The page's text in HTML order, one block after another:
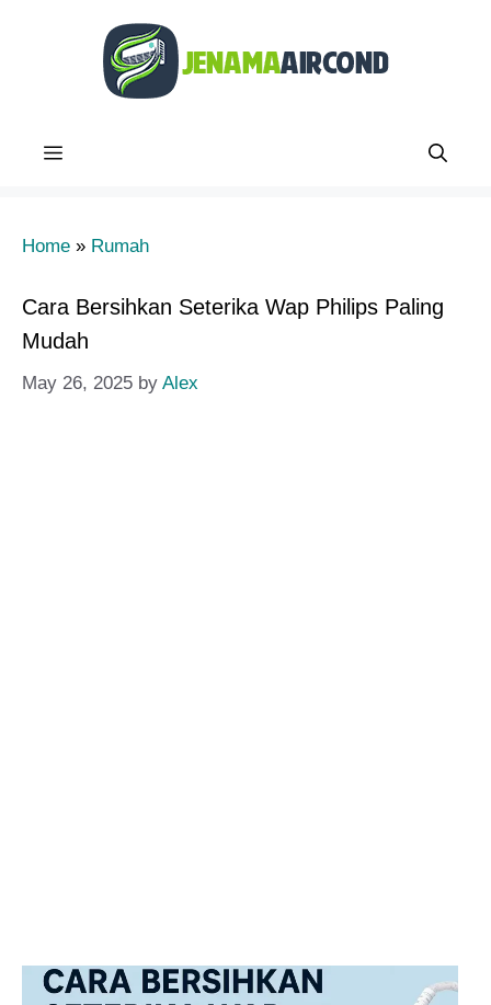
Menu
Home » Rumah
Cara Bersihkan Seterika Wap Philips Paling
Mudah
May 26, 2025 by Alex